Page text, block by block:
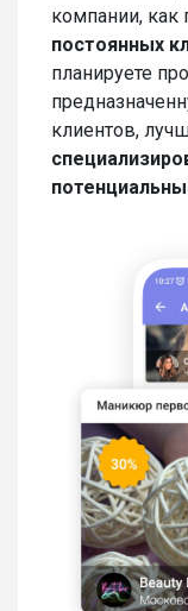
компании, как
постоянных
планируете
клиентов,